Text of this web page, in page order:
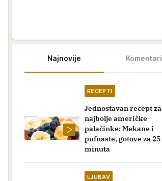
Najnovije Komentari
RECEPTI
Jednostavan recept za
najbolje američke
palačinke: Mekane i
pufnaste, gotove za 25
minuta
LJUBAV